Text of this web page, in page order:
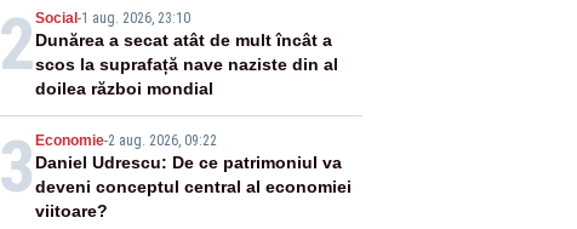
2Social -1 aug. 2026, 23:10
Dunărea a secat atât de mult încât a
scos la suprafață nave naziste din al
doilea război mondial
3 Economie-2 aug. 2026, 09:22
Daniel Udrescu: De ce patrimoniul va
deveni conceptul central al economiei
viitoare?